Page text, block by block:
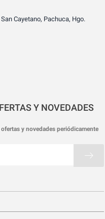
Cayetano, Pachuca, Hgo.
Y NOVEDADES
y novedades periódicamente